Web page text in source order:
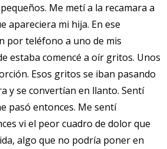
Me metí a la recamara a
apareciera mi hija. En ese
por teléfono a uno de mis
estaba comencé a oír gritos. Unos
Esos gritos se iban pasando
y se convertían en llanto. Sentí
pasó entonces. Me sentí
vi el peor cuadro de dolor que
algo que no podría poner en